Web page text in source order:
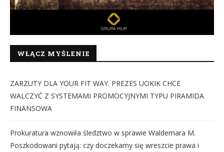
WŁĄCZ MYŚLENIE
ZARZUTY DLA YOUR FIT WAY. PREZES UOKIK CHCE
WALCZYĆ Z SYSTEMAMI PROMOCYJNYMI TYPU PIRAMIDA
FINANSOWA
Prokuratura wznowiła śledztwo w sprawie Waldemara M.
Poszkodowani pytają: czy doczekamy się wreszcie prawa i